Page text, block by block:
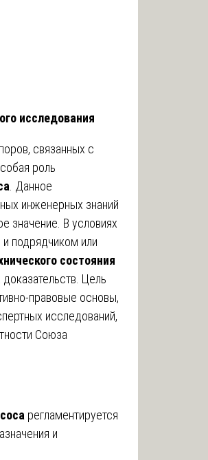
исследования
связанных с
роль
. Данное
инженерных знаний
значение. В условиях
подрядчиком или
состояния
Цель
правовые основы,
исследований,
Союза
регламентируется
и